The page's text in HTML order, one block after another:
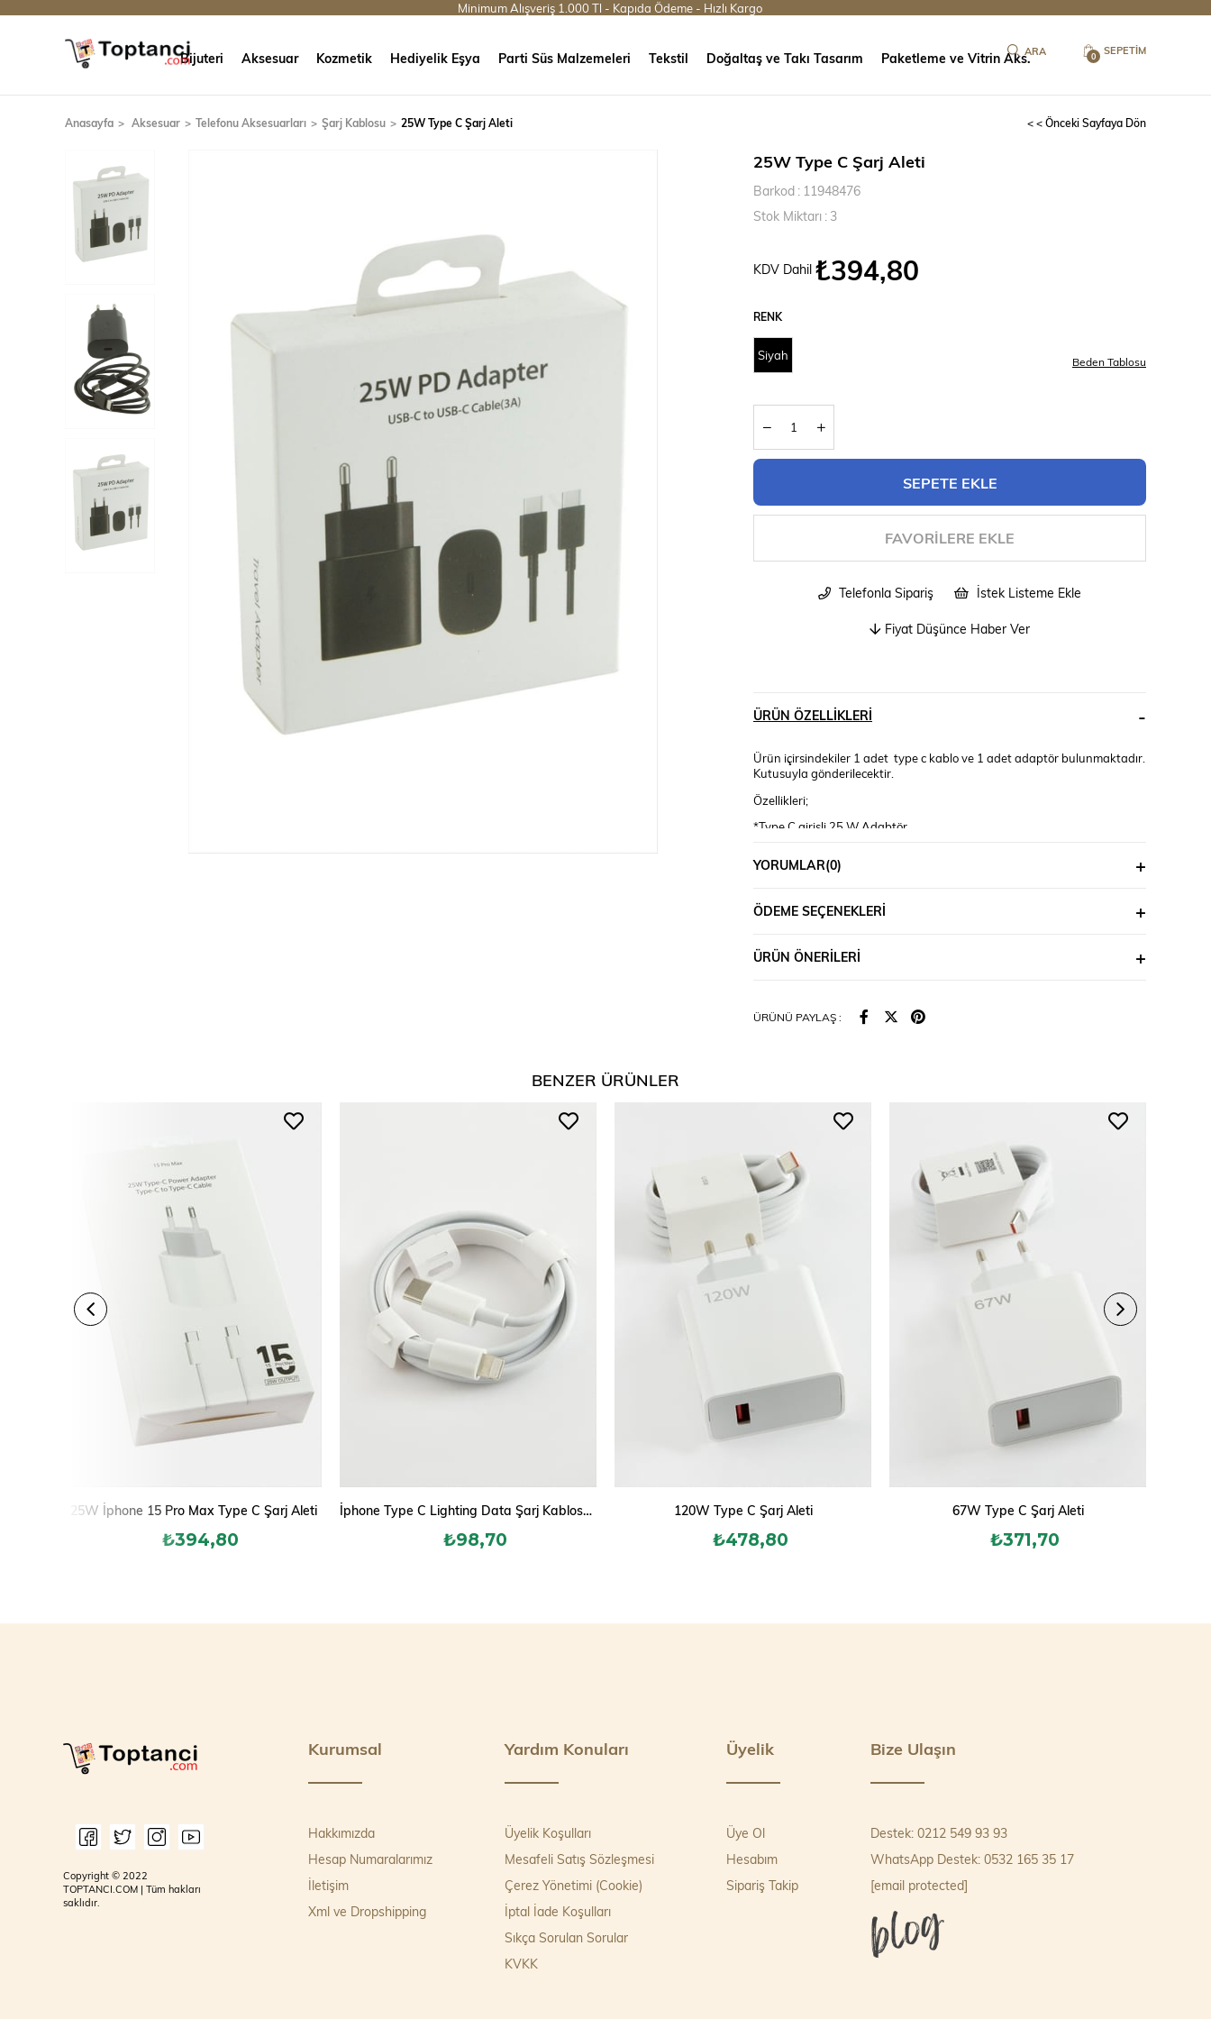
Minimum Alışveriş 1.000 Tl - Kapıda Ödeme - Hızlı Kargo
SEPETIM
0
Bijuteri Aksesuar Kozmetik Hediyelik Eşya Parti Süs Malzemeleri Tekstil Doğaltaş ve Takı Tasarım Paketleme ve Vitrin Aks.
Anasayfa Aksesuar Telefonu Aksesuarları Şarj Kablosu 25W Type C Şarj Aleti < < Önceki Sayfaya Dön
25W Type C Şarj Aleti
Barkod : 11948476
Stok Miktarı : 3
KDV Dahil ₺394,80
RENK
Siyah Beden Tablosu
FAVORILERE EKLE
Telefonla Sipariş İstek Listeme Ekle
Fiyat Düşünce Haber Ver
ÜRÜN ÖZELLIKLERI
Ürün içirsindekiler 1 adet type c kablo ve 1 adet adaptör bulunmaktadır.
Kutusuyla gönderilecektir.
Özellikleri;
*Type C girişli 25 W Adabtör
YORUMLAR(0)
ÖDEME SEÇENEKLERI
ÜRÜN ÖNERILERI
ÜRÜNÜ PAYLAŞ :
BENZER ÜRÜNLER
25W İphone 15 Pro Max Type C Şarj Aleti
₺394,80
İphone Type C Lighting Data Şarj Kablosu 1 metre
₺98,70
120W Type C Şarj Aleti
₺478,80
67W Type C Şarj Aleti
₺371,70
Kurumsal
Hakkımızda
Hesap Numaralarımız
İletişim
Xml ve Dropshipping
Yardım Konuları
Üyelik Koşulları
Mesafeli Satış Sözleşmesi
Çerez Yönetimi (Cookie)
İptal İade Koşulları
Sıkça Sorulan Sorular
KVKK
Üyelik
Üye Ol
Hesabım
Sipariş Takip
Bize Ulaşın
Destek: 0212 549 93 93
WhatsApp Destek: 0532 165 35 17
[email protected]
Copyright © 2022
TOPTANCI.COM | Tüm hakları
saklıdır.